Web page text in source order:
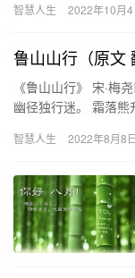
智慧人生 2022年10月4
鲁山山行（原文
《鲁山山行》 宋·梅
幽径独行迷。 霜落
智慧人生 2022年8月8日